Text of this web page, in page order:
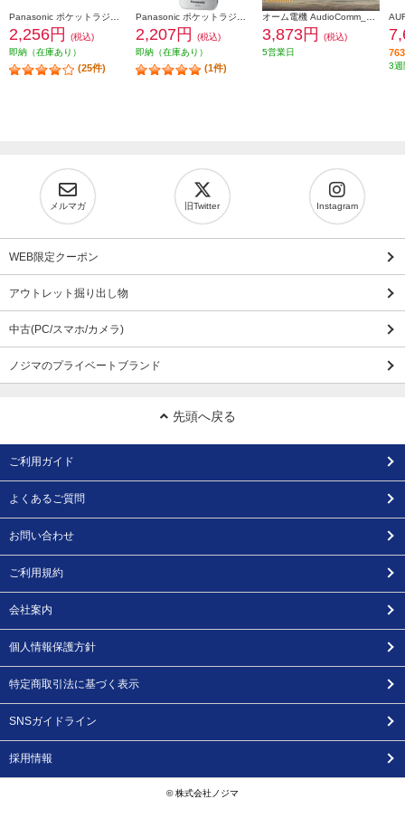
2,256円
(税込)
即納（在庫あり）
(25件)
2,207円
(税込)
即納（在庫あり）
(1件)
3,873円
(税込)
5営業日
3週
メルマガ 旧Twitter Instagram
WEB限定クーポン
アウトレット掘り出し物
中古(PC/スマホ/カメラ)
ノジマのプライベートブランド
先頭へ戻る
ご利用ガイド
よくあるご質問
お問い合わせ
ご利用規約
会社案内
個人情報保護方針
特定商取引法に基づく表示
SNSガイドライン
採用情報
© 株式会社ノジマ